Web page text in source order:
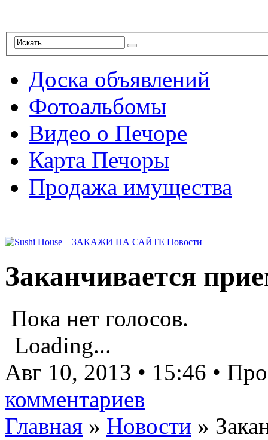
Доска объявлений
Фотоальбомы
Видео о Печоре
Карта Печоры
Продажа имущества
Новости
Заканчивается
Пока нет голосов.
Loading...
Авг 10, 2013 • 15:46 •
комментариев
Главная » Новости »